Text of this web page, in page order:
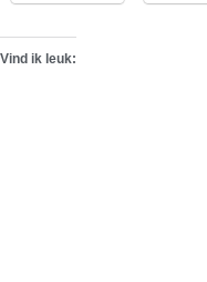
Vind ik leuk: